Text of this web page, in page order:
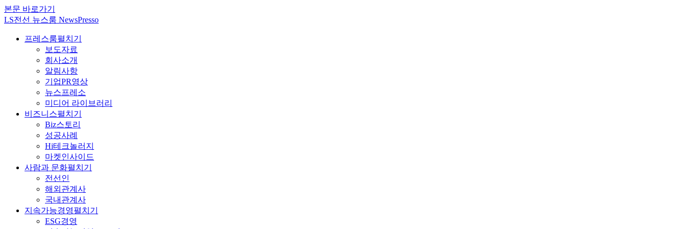
본문 바로가기
LS전선 뉴스룸 NewsPresso
프레스룸펼치기
보도자료
회사소개
알림사항
기업PR영상
뉴스프레소
미디어 라이브러리
비즈니스펼치기
Biz스토리
성공사례
Hi테크놀러지
마켓인사이드
사람과 문화펼치기
전선인
해외관계사
국내관계사
지속가능경영펼치기
ESG경영